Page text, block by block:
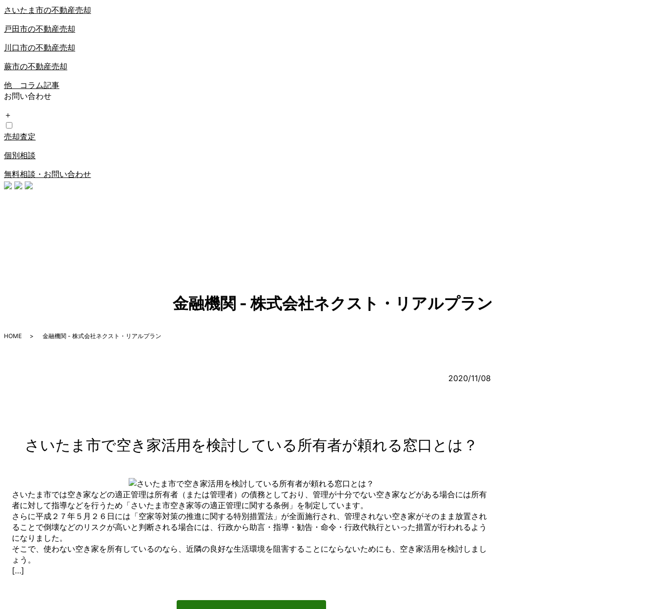
さいたま市の不動産売却
戸田市の不動産売却
川口市の不動産売却
蕨市の不動産売却
他 コラム記事
お問い合わせ
＋
売却査定
個別相談
無料相談・お問い合わせ
金融機関 - 株式会社ネクスト・リアルプラン
HOME 金融機関 - 株式会社ネクスト・リアルプラン
2020/11/08
さいたま市で空き家活用を検討している所有者が頼れる窓口とは？
さいたま市では空き家などの適正管理は所有者（または管理者）の債務としており、管理が十分でない空き家などがある場合には所有
者に対して指導などを行うため「さいたま市空き家等の適正管理に関する条例」を制定しています。
さらに平成２７年５月２６日には「空家等対策の推進に関する特別措置法」が全面施行され、管理されない空き家がそのまま放置され
ることで倒壊などのリスクが高いと判断される場合には、行政から助言・指導・勧告・命令・行政代執行といった措置が行われるよう
になりました。
そこで、使わない空き家を所有しているのなら、近隣の良好な生活環境を阻害することにならないためにも、空き家活用を検討しまし
ょう。
[…]